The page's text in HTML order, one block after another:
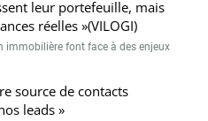
leur portefeuille, mais
réelles »(VILOGI)
immobilière font face à des enjeux
source de contacts
leads »